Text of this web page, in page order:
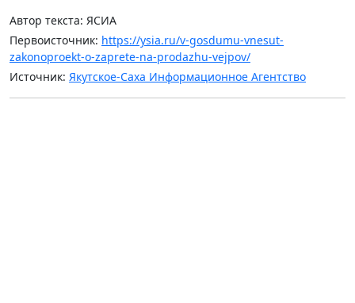
Автор текста: ЯСИА
Первоисточник: https://ysia.ru/v-gosdumu-vnesut-
zakonoproekt-o-zaprete-na-prodazhu-vejpov/
Источник: Якутское-Саха Информационное Агентство